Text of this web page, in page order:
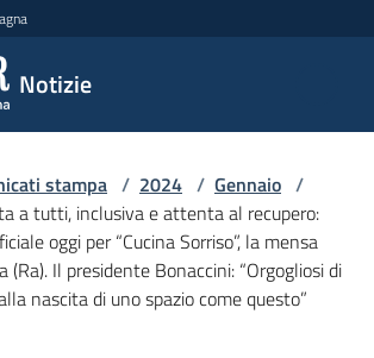
Notizie
stampa / 2024 / Gennaio /
a tutti, inclusiva e attenta al recupero:
oggi per “Cucina Sorriso”, la mensa
(Ra). Il presidente Bonaccini: “Orgogliosi di
nascita di uno spazio come questo”